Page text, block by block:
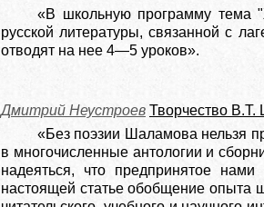
«В школьную программу тема
русской литературы, связанной с
отводят на нее 4—5 уроков».
Дмитрий Неустроев Творчество
«Без поэзии Шаламова нельзя
в многочисленные антологии и
надеяться, что предпринятое
настоящей статье обобщение опыта